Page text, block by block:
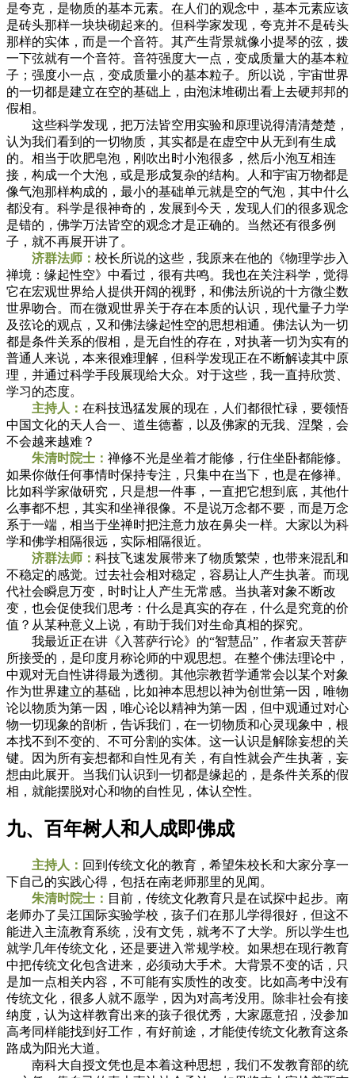
是夸克，是物质的基本元素。在人们的观念中，基本元素应该
是砖头那样一块块砌起来的。但科学家发现，夸克并不是砖头
那样的实体，而是一个音符。其产生背景就像小提琴的弦，拨
一下弦就有一个音符。音符强度大一点，变成质量大的基本粒
子；强度小一点，变成质量小的基本粒子。所以说，宇宙世界
的一切都是建立在空的基础上，由泡沫堆砌出看上去硬邦邦的
假相。
这些科学发现，把万法皆空用实验和原理说得清清楚楚，
认为我们看到的一切物质，其实都是在虚空中从无到有生成
的。相当于吹肥皂泡，刚吹出时小泡很多，然后小泡互相连
接，构成一个大泡，或是形成复杂的结构。人和宇宙万物都是
像气泡那样构成的，最小的基础单元就是空的气泡，其中什么
都没有。科学是很神奇的，发展到今天，发现人们的很多观念
是错的，佛学万法皆空的观念才是正确的。当然还有很多例
子，就不再展开讲了。
济群法师： 校长所说的这些，我原来在他的《物理学步入
禅境：缘起性空》中看过，很有共鸣。我也在关注科学，觉得
它在宏观世界给人提供开阔的视野，和佛法所说的十方微尘数
世界吻合。而在微观世界关于存在本质的认识，现代量子力学
及弦论的观点，又和佛法缘起性空的思想相通。佛法认为一切
都是条件关系的假相，是无自性的存在，对执著一切为实有的
普通人来说，本来很难理解，但科学发现正在不断解读其中原
理，并通过科学手段展现给大众。对于这些，我一直持欣赏、
学习的态度。
主持人： 在科技迅猛发展的现在，人们都很忙碌，要领悟
中国文化的天人合一、道生德蓄，以及佛家的无我、涅槃，会
不会越来越难？
朱清时院士： 禅修不光是坐着才能修，行住坐卧都能修。
如果你做任何事情时保持专注，只集中在当下，也是在修禅。
比如科学家做研究，只是想一件事，一直把它想到底，其他什
么事都不想，其实和坐禅很像。不是说万念都不要，而是万念
系于一端，相当于坐禅时把注意力放在鼻尖一样。大家以为科
学和佛学相隔很远，实际相隔很近。
济群法师： 科技飞速发展带来了物质繁荣，也带来混乱和
不稳定的感觉。过去社会相对稳定，容易让人产生执著。而现
代社会瞬息万变，时时让人产生无常感。当执著对象不断改
变，也会促使我们思考：什么是真实的存在，什么是究竟的价
值？从某种意义上说，有助于我们对生命真相的探究。
我最近正在讲《入菩萨行论》的“智慧品”，作者寂天菩萨
所接受的，是印度月称论师的中观思想。在整个佛法理论中，
中观对无自性讲得最为透彻。其他宗教哲学通常会以某个对象
作为世界建立的基础，比如神本思想以神为创世第一因，唯物
论以物质为第一因，唯心论以精神为第一因，但中观通过对心
物一切现象的剖析，告诉我们，在一切物质和心灵现象中，根
本找不到不变的、不可分割的实体。这一认识是解除妄想的关
键。因为所有妄想都和自性见有关，有自性就会产生执著，妄
想由此展开。当我们认识到一切都是缘起的，是条件关系的假
相，就能摆脱对心和物的自性见，体认空性。
九、百年树人和人成即佛成
主持人： 回到传统文化的教育，希望朱校长和大家分享一
下自己的实践心得，包括在南老师那里的见闻。
朱清时院士： 目前，传统文化教育只是在试探中起步。南
老师办了吴江国际实验学校，孩子们在那儿学得很好，但这不
能进入主流教育系统，没有文凭，就考不了大学。所以学生也
就学几年传统文化，还是要进入常规学校。如果想在现行教育
中把传统文化包含进来，必须动大手术。大背景不变的话，只
是加一点相关内容，不可能有实质性的改变。比如高考中没有
传统文化，很多人就不愿学，因为对高考没用。除非社会有接
纳度，认为这样教育出来的孩子很优秀，大家愿意招，没参加
高考同样能找到好工作，有好前途，才能使传统文化教育这条
路成为阳光大道。
南科大自授文凭也是本着这种思想，我们不发教育部的统